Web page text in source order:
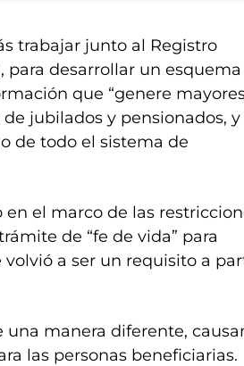
trabajar junto al Registro
para desarrollar un
que “genere
jubilados y pensionados, y
de todo el sistema de
el marco de las
de “fe de vida” para
a ser un requisito a
manera diferente,
las personas beneficiarias.